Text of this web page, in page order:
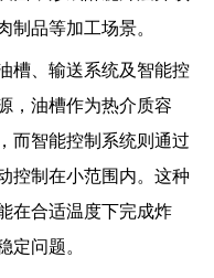
制品等加工场景。
槽、输送系统及智能控
，油槽作为热介质容
而智能控制系统则通过
控制在小范围内。这种
在合适温度下完成炸
定问题。